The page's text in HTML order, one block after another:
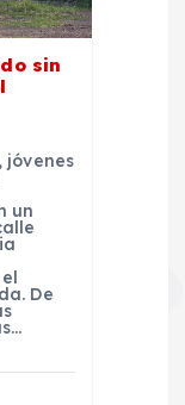
sin
jóvenes
un
De